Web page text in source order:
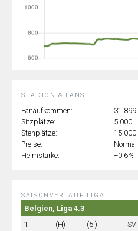
STADION & FANS:
Fanaufkommen:
31.899
Sitzplätze:
5.000
Stehplätze:
15.000
Preise:
Normal
Heimstärke:
+0.6%
SAISONVERLAUF LIGA:
Belgien, Liga 4.3
1.
(H) (5.)